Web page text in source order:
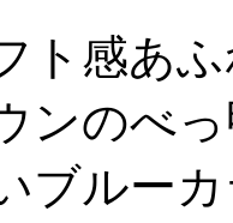
ト感あ
ンのべ
ブルーカ